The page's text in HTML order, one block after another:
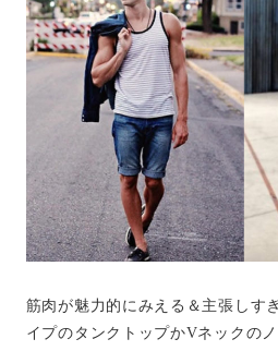
筋肉が魅力的にみえる＆主張しす
イプのタンクトップかVネックの